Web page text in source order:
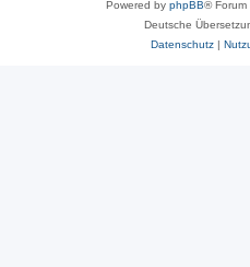
Powered by phpBB® Forum
Deutsche
Datenschutz|